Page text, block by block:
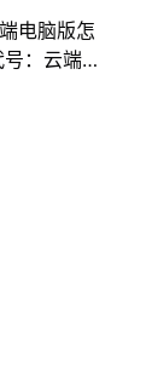
电脑版怎
：云端性